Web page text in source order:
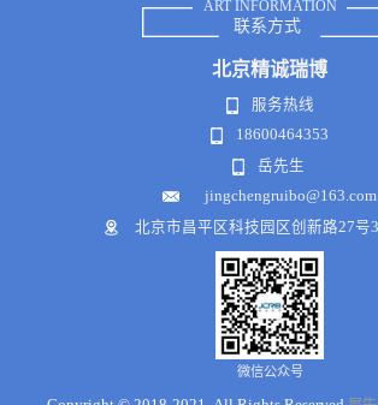
ART INFORMATION
联系方式
北京精诚瑞博
服务热线
18600464353
岳先生
jingchengruibo@163.com
北京市昌平区科技园区创新路27号
微信公众号